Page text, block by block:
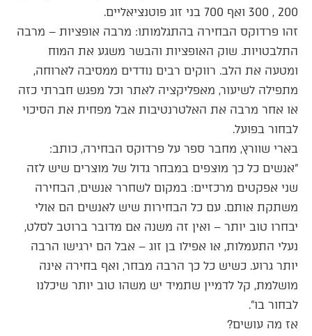
200 , 300 ואף 700 בני זוג פוטנציאליים.
זהו פרדוקס הבחירה בהתגלמותו: מרבה אופציות – מרבה
התלבטויות. שוק האופציות והבשר משגע את המוח
ומטעה את הלב. רווקים רבים נודדים ממסיבה לארוחה,
מתפילה לשיעור, מאפליקציה לאתר וכל מפגש חברתי כזה
או אחר מרבה את האלטרנטיבות אבל מפחית את הסיכוי
לבחור בפועל.
בארי שוורץ, מחבר ספר על פרדוקס הבחירה, כותב:
"אנשים כל כך מוצפים במבחר גדול של מוצרים שיש לזה
שני אפקטים מרכזיים: במקום לשחרר אנשים, הבחירה
משתקת אותם. עם כל הבחירות שיש לאנשים הם אולי
יבחרו טוב יותר – ואין זה משנה אם מדובר ברוטב לסלט,
נעלי התעמלות, או אפילו בן זוג – אבל הם ירגישו הרבה
יותר גרוע. כשיש כל כך הרבה מבחר, ואף בחירה אינה
מושלמת, קל לדמיין שתמיד יש משהו טוב יותר שיכלנו
לבחור בו".
אז מה עושים?